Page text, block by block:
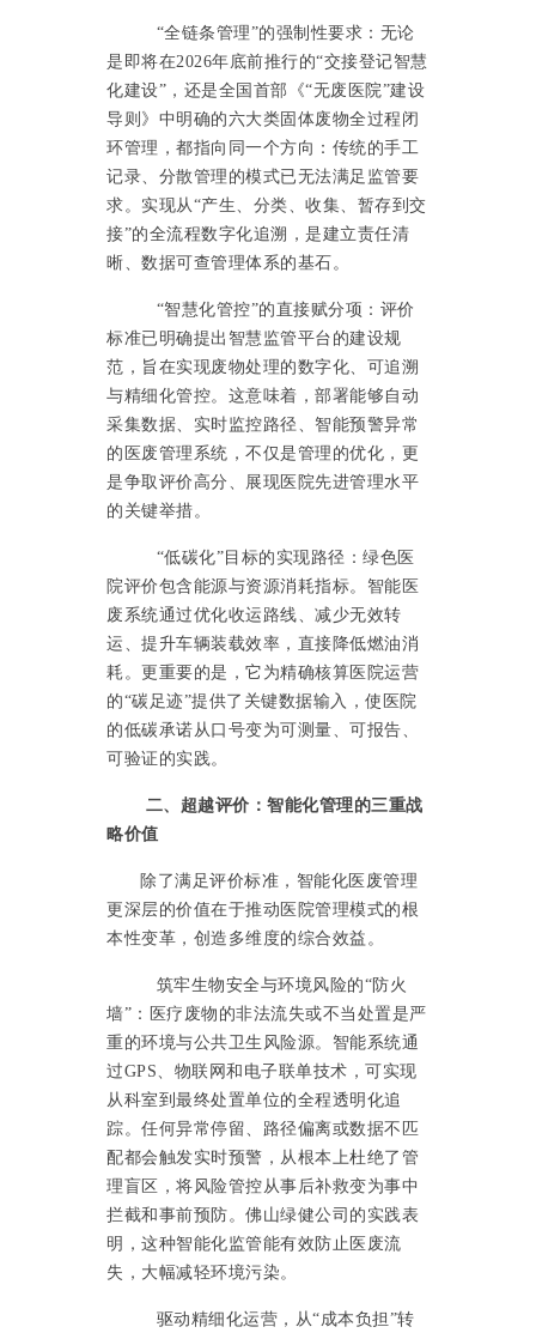
“全链条管理”的强制性要求：无论
是即将在2026年底前推行的“交接登记智慧
化建设”，还是全国首部《“无废医院”建设
导则》中明确的六大类固体废物全过程闭
环管理，都指向同一个方向：传统的手工
记录、分散管理的模式已无法满足监管要
求。实现从“产生、分类、收集、暂存到交
接”的全流程数字化追溯，是建立责任清
晰、数据可查管理体系的基石。
“智慧化管控”的直接赋分项：评价
标准已明确提出智慧监管平台的建设规
范，旨在实现废物处理的数字化、可追溯
与精细化管控。这意味着，部署能够自动
采集数据、实时监控路径、智能预警异常
的医废管理系统，不仅是管理的优化，更
是争取评价高分、展现医院先进管理水平
的关键举措。
“低碳化”目标的实现路径：绿色医
院评价包含能源与资源消耗指标。智能医
废系统通过优化收运路线、减少无效转
运、提升车辆装载效率，直接降低燃油消
耗。更重要的是，它为精确核算医院运营
的“碳足迹”提供了关键数据输入，使医院
的低碳承诺从口号变为可测量、可报告、
可验证的实践。
二、超越评价：智能化管理的三重战
略价值
除了满足评价标准，智能化医废管理
更深层的价值在于推动医院管理模式的根
本性变革，创造多维度的综合效益。
筑牢生物安全与环境风险的“防火
墙”：医疗废物的非法流失或不当处置是严
重的环境与公共卫生风险源。智能系统通
过GPS、物联网和电子联单技术，可实现
从科室到最终处置单位的全程透明化追
踪。任何异常停留、路径偏离或数据不匹
配都会触发实时预警，从根本上杜绝了管
理盲区，将风险管控从事后补救变为事中
拦截和事前预防。佛山绿健公司的实践表
明，这种智能化监管能有效防止医废流
失，大幅减轻环境污染。
驱动精细化运营，从“成本负担”转